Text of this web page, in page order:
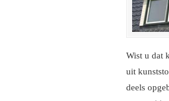
Wist u dat
uit
deels